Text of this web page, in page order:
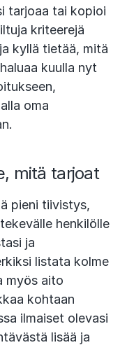
tarjoaa tai kopioi
kriteerejä
kyllä tietää, mitä
kuulla nyt
oma
mitä tarjoat
pieni tiivistys,
henkilölle
ja
listata kolme
myös aito
kohtaan
ilmaiset olevasi
lisää ja